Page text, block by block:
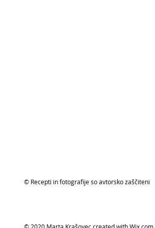
© Recepti in fotografije so avtorsko zaščiteni